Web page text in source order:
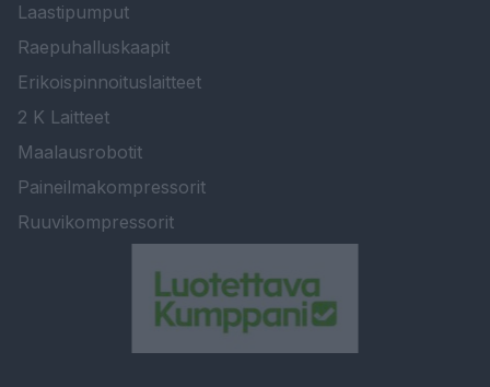
Laastipumput
Raepuhalluskaapit
Erikoispinnoituslaitteet
2 K Laitteet
Maalausrobotit
Paineilmakompressorit
Ruuvikompressorit